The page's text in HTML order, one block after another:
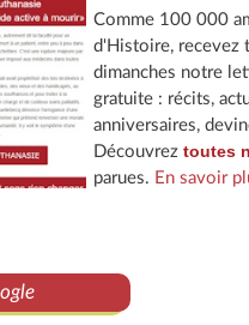
Comme 100 000
d'Histoire, recevez
dimanches notre
gratuite : récits,
anniversaires,
Découvreztoutes
parues. En savoir